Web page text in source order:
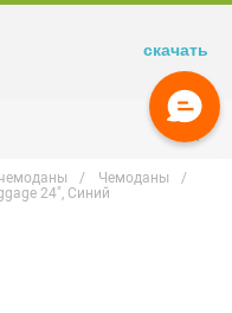
Чемоданы
24", Синий
скачать